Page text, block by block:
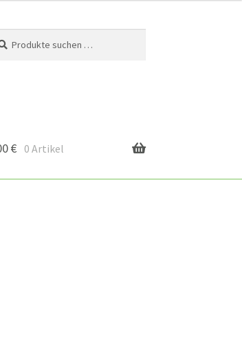
€ 0 Artikel